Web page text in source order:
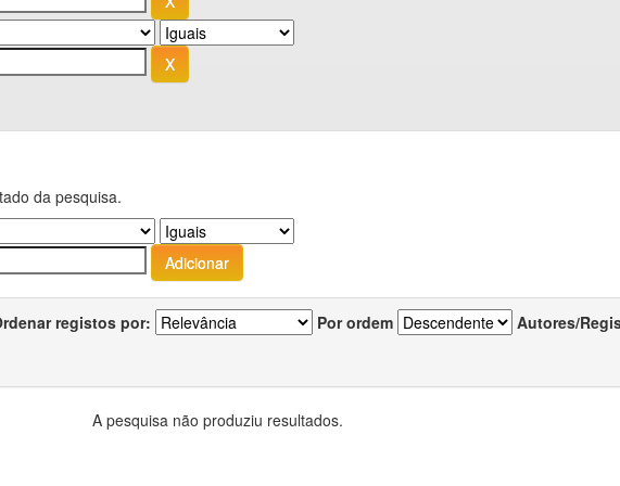
da pesquisa.
registos por: Por ordem Autores/
A pesquisa não produziu resultados.